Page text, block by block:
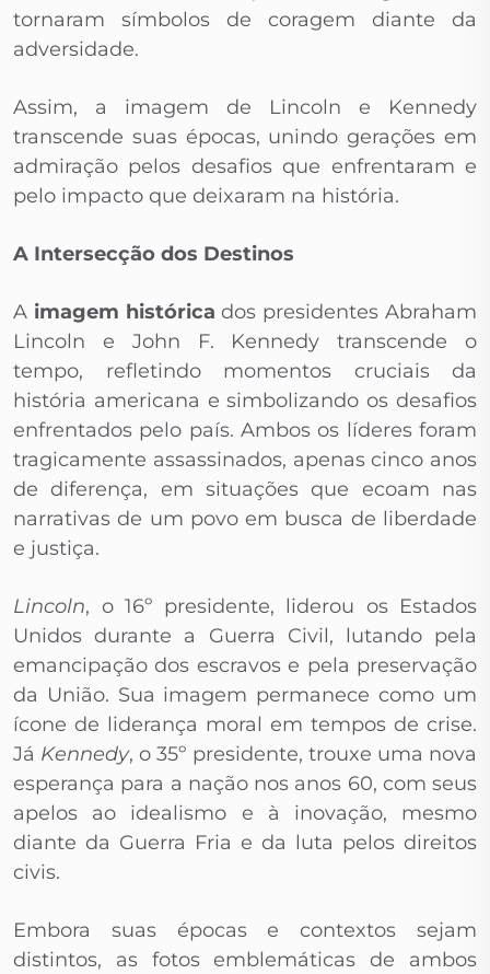
tornaram símbolos de coragem diante da
adversidade.
Assim, a imagem de Lincoln e Kennedy
transcende suas épocas, unindo gerações em
admiração pelos desafios que enfrentaram e
pelo impacto que deixaram na história.
A Intersecção dos Destinos
A imagem histórica dos presidentes Abraham
Lincoln e John F. Kennedy transcende o
tempo, refletindo momentos cruciais da
história americana e simbolizando os desafios
enfrentados pelo país. Ambos os líderes foram
tragicamente assassinados, apenas cinco anos
de diferença, em situações que ecoam nas
narrativas de um povo em busca de liberdade
e justiça.
Lincoln, o 16º presidente, liderou os Estados
Unidos durante a Guerra Civil, lutando pela
emancipação dos escravos e pela preservação
da União. Sua imagem permanece como um
ícone de liderança moral em tempos de crise.
Já Kennedy, o 35º presidente, trouxe uma nova
esperança para a nação nos anos 60, com seus
apelos ao idealismo e à inovação, mesmo
diante da Guerra Fria e da luta pelos direitos
civis.
Embora suas épocas e contextos sejam
distintos, as fotos emblemáticas de ambos